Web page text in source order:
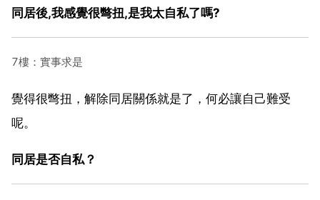
同居後,我感覺很彆扭,是我太自私了嗎?
7樓：實事求是
覺得很彆扭，解除同居關係就是了，何必讓自己難受
呢。
同居是否自私？